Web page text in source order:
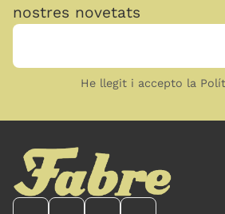
nostres novetats
He llegit i accepto la